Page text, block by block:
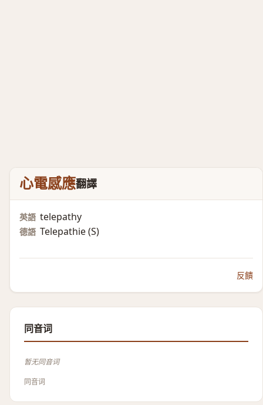
心電感應翻譯
英語 telepathy
德語 Telepathie (S)​
反饋
同音词
暂无同音词
同音词